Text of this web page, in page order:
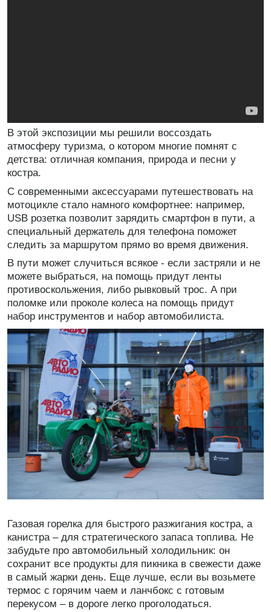
В этой экспозиции мы решили воссоздать
атмосферу туризма, о котором многие помнят с
детства: отличная компания, природа и песни у
костра.
С современными аксессуарами путешествовать на
мотоцикле стало намного комфортнее: например,
USB розетка позволит зарядить смартфон в пути, а
специальный держатель для телефона поможет
следить за маршрутом прямо во время движения.
В пути может случиться всякое - если застряли и не
можете выбраться, на помощь придут ленты
противоскольжения, либо рывковый трос. А при
поломке или проколе колеса на помощь придут
набор инструментов и набор автомобилиста.
Газовая горелка для быстрого разжигания костра, а
канистра – для стратегического запаса топлива. Не
забудьте про автомобильный холодильник: он
сохранит все продукты для пикника в свежести даже
в самый жарки день. Еще лучше, если вы возьмете
термос с горячим чаем и ланчбокс с готовым
перекусом – в дороге легко проголодаться.